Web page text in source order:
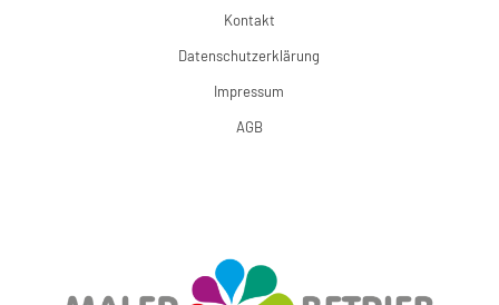
Kontakt
Datenschutzerklärung
Impressum
AGB